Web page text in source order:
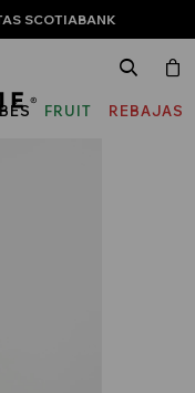
SCOTIABANK
FRUIT
REBAJAS